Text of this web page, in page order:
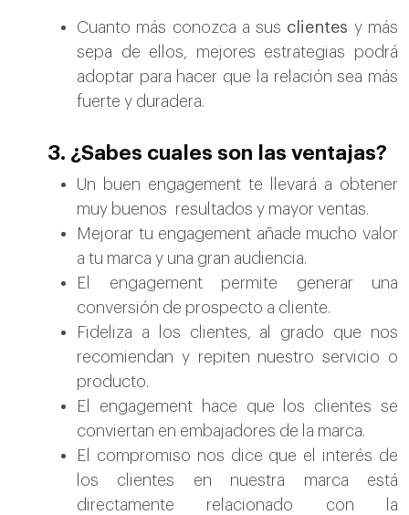
Cuanto más conozca a sus clientes y más
sepa de ellos, mejores estrategias podrá
adoptar para hacer que la relación sea más
fuerte y duradera.
3. ¿Sabes cuales son las ventajas?
Un buen engagement te llevará a obtener
muy buenos resultados y mayor ventas.
Mejorar tu engagement añade mucho valor
a tu marca y una gran audiencia.
El engagement permite generar una
conversión de prospecto a cliente.
Fideliza a los clientes, al grado que nos
recomiendan y repiten nuestro servicio o
producto.
El engagement hace que los clientes se
conviertan en embajadores de la marca.
El compromiso nos dice que el interés de
los clientes en nuestra marca está
directamente relacionado con la